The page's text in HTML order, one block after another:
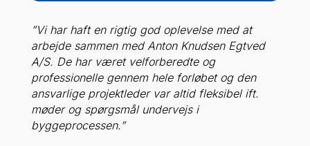
”Vi har haft en rigtig god oplevelse med at
arbejde sammen med Anton Knudsen Egtved
A/S. De har været velforberedte og
professionelle gennem hele forløbet og den
ansvarlige projektleder var altid fleksibel ift.
møder og spørgsmål undervejs i
byggeprocessen.”